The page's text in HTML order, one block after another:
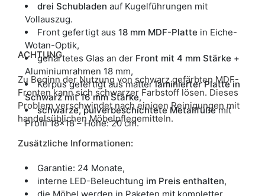
drei Schubladen auf Kugelführungen mit
Vollauszug.
Front gefertigt aus 18 mm MDF-Platte in Eiche-
Wotan-Optik,
gehärtetes Glas an der Front mit 4 mm Stärke +
Aluminiumrahmen 18 mm,
Korpus gefertigt aus matterlaminierter Platte in
Schwarz mit 16 mm Stärke,
schwarze, pulverbeschichtete Metallfüßemit
Profil 18x18 – Höhe: 20 cm.
ACHTUNG
Zu Beginn der Nutzung von schwarz gefärbten MDF-
Fronten kann sich schwarzer Farbstoff lösen. Dieses
Problem verschwindet nach einigen Reinigungen mit
handelsüblichen Möbelpflegemitteln.
Zusätzliche Informationen:
Garantie: 24 Monate,
interne LED-Beleuchtung im Preis enthalten,